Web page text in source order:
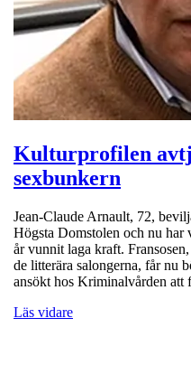
Kulturprofilen
sexbunkern
Jean-Claude Arnault, 72,
Högsta Domstolen och nu har
år vunnit laga kraft.
de litterära salongerna, får nu
ansökt hos Kriminalvården att
Läs vidare